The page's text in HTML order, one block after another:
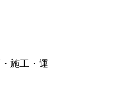
施工・運